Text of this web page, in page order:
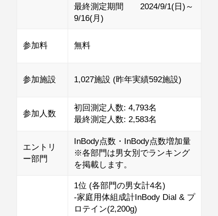
最終測定期間 2024/9/1(日)～
9/16(月)
参加料 無料
参加施設 1,027施設 (昨年実績592施設)
参加人数
初回測定人数: 4,793名
最終測定人数: 2,583名
エントリ
ー部門
InBody点数・InBody点数増加量
※各部門は男女別でランキング
を掲載します。
1位 (各部門の男女計4名)
-家庭用体組成計InBody Dial & プ
ロテイン(2,200g)